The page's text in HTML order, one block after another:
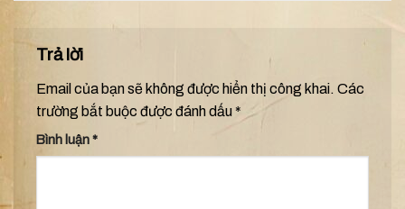
Trả lời
Email của bạn sẽ không được hiển thị công khai. Các
trường bắt buộc được đánh dấu*
Bình luận*